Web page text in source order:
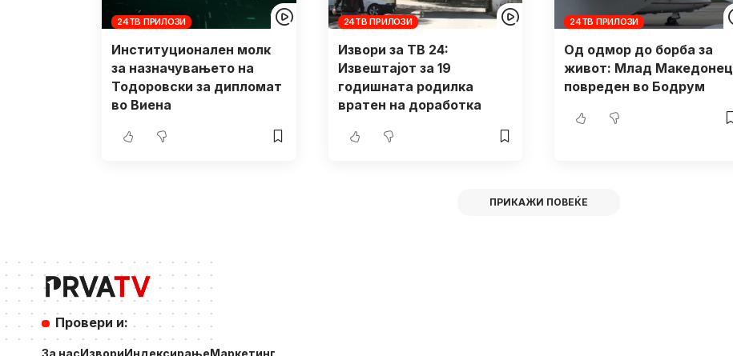
24ТВ ПРИЛОЗИ
Институционален молк
за назначувањето на
Тодоровски за дипломат
во Виена
24ТВ ПРИЛОЗИ
Извори за ТВ 24:
Извештајот за 19
годишната родилка
вратен на доработка
24ТВ ПРИЛОЗИ
Од одмор до борба за
живот: Млад Македонец
повреден во Бодрум
ПРИКАЖИ ПОВЕЌЕ
Провери и: